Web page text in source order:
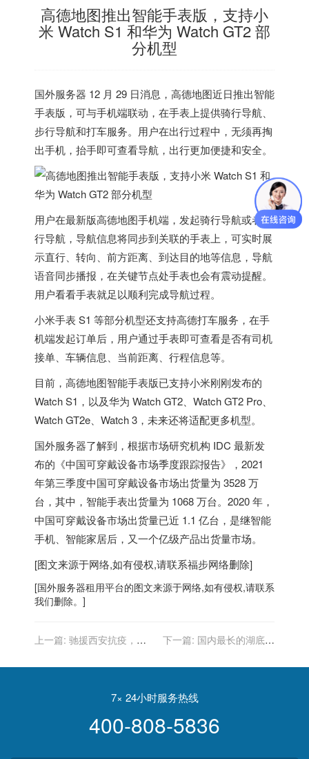
高德地图推出智能手表版，支持小
米 Watch S1 和华为 Watch GT2 部
分机型
国外服务器 12 月 29 日消息，高德地图近日推出智能
手表版，可与手机端联动，在手表上提供骑行导航、
步行导航和打车服务。用户在出行过程中，无须再掏
出手机，抬手即可查看导航，出行更加便捷和安全。
用户在最新版高德地图手机端， 发起骑行导航或者步
行导航，导航信息将同步到关联的手表上 ，可实时展
示直行、转向、前方距离、到达目的地等信息，导航
语音同步播报，在关键节点处手表也会有震动提醒。
用户看看手表就足以顺利完成导航过程。
小米手表 S1 等部分机型还支持高德打车服务 ，在手
机端发起订单后，用户通过手表即可查看是否有司机
接单、车辆信息、当前距离、行程信息等。
目前，高德地图智能手表版已支持小米刚刚发布的
Watch S1，以及华为 Watch GT2、Watch GT2 Pro、
Watch GT2e、Watch 3，未来还将适配更多机型。
国外服务器了解到，根据市场研究机构 IDC 最新发
布的《中国可穿戴设备市场季度跟踪报告》，2021
年第三季度中国可穿戴设备市场出货量为 3528 万
台，其中，智能手表出货量为 1068 万台。2020 年，
中国可穿戴设备市场出货量已近 1.1 亿台，是继智能
手机、智能家居后，又一个亿级产品出货量市场。
[图文来源于网络,如有侵权,请联系福步网络删除]
[国外服务器租用平台的图文来源于网络,如有侵权,请联系
我们删除。]
上一篇: 驰援西安抗疫，腾
下一篇: 国内最长的湖底隧
长 10.79 公里，限速 80km
7× 24小时服务热线
400-808-5836